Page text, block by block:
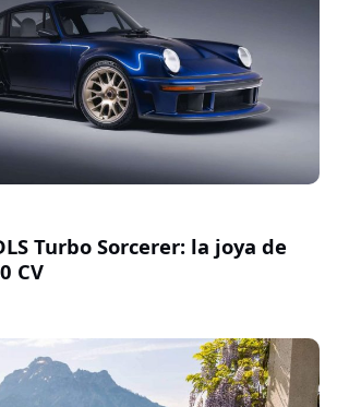
Turbo Sorcerer: la joya de
CV